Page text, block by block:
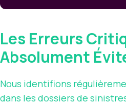
Les Erreurs
Absolument
Nous identifions
dans les dossiers de